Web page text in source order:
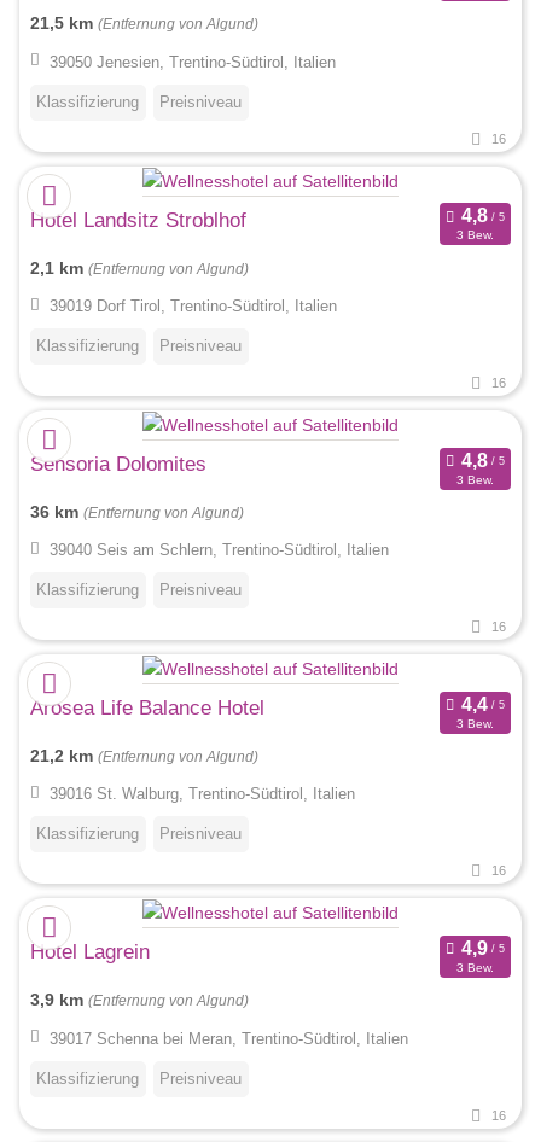
21,5 km (Entfernung von Algund)
39050 Jenesien, Trentino-Südtirol, Italien
Klassifizierung Preisniveau
16
Hotel Landsitz Stroblhof
3 Bew.
2,1 km (Entfernung von Algund)
39019 Dorf Tirol, Trentino-Südtirol, Italien
Klassifizierung Preisniveau
16
Sensoria Dolomites
3 Bew.
36 km (Entfernung von Algund)
39040 Seis am Schlern, Trentino-Südtirol, Italien
Klassifizierung Preisniveau
16
Arosea Life Balance Hotel
3 Bew.
21,2 km (Entfernung von Algund)
39016 St. Walburg, Trentino-Südtirol, Italien
Klassifizierung Preisniveau
16
Hotel Lagrein
3 Bew.
3,9 km (Entfernung von Algund)
39017 Schenna bei Meran, Trentino-Südtirol, Italien
Klassifizierung Preisniveau
16